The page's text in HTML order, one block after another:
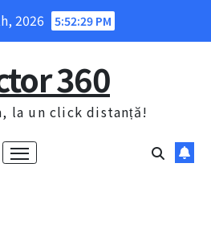
2026 5:52:30 PM
360
la un click distanță!